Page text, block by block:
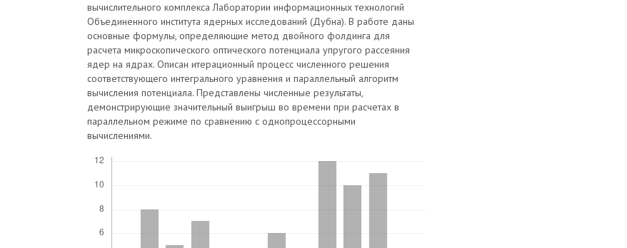
вычислительного комплекса Лаборатории информационных технологий
Объединенного института ядерных исследований (Дубна). В работе даны
основные формулы, определяющие метод двойного фолдинга для
расчета микроскопического оптического потенциала упругого рассеяния
ядер на ядрах. Описан итерационный процесс численного решения
соответствующего интегрального уравнения и параллельный алгоритм
вычисления потенциала. Представлены численные результаты,
демонстрирующие значительный выигрыш во времени при расчетах в
параллельном режиме по сравнению с однопроцессорными
вычислениями.